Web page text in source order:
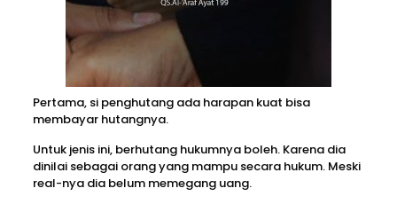
Pertama, si penghutang ada harapan kuat bisa
membayar hutangnya.
Untuk jenis ini, berhutang hukumnya boleh. Karena dia
dinilai sebagai orang yang mampu secara hukum. Meski
real-nya dia belum memegang uang.